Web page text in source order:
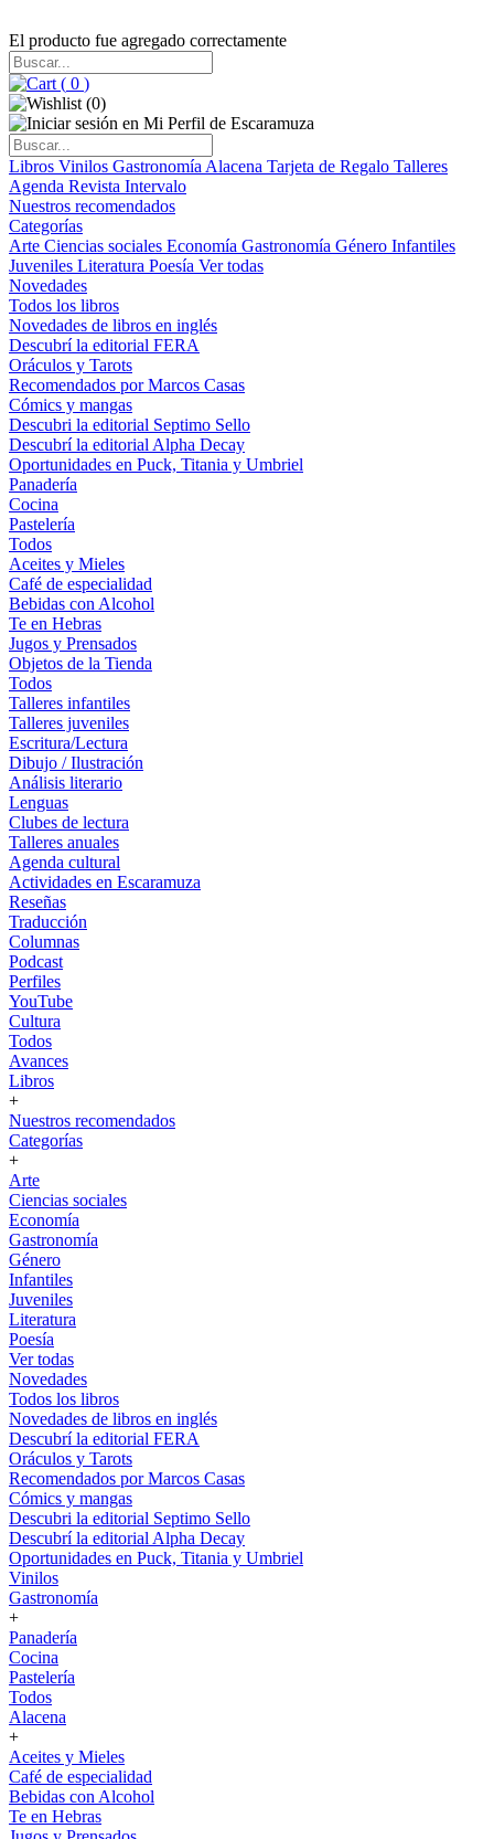
El producto fue agregado correctamente
( 0 )
(0)
Libros Vinilos Gastronomía Alacena Tarjeta de Regalo Talleres
Agenda Revista Intervalo
Nuestros recomendados
Categorías
Arte Ciencias sociales Economía Gastronomía Género Infantiles
Juveniles Literatura Poesía Ver todas
Novedades
Todos los libros
Novedades de libros en inglés
Descubrí la editorial FERA
Oráculos y Tarots
Recomendados por Marcos Casas
Cómics y mangas
Descubri la editorial Septimo Sello
Descubrí la editorial Alpha Decay
Oportunidades en Puck, Titania y Umbriel
Panadería
Cocina
Pastelería
Todos
Aceites y Mieles
Café de especialidad
Bebidas con Alcohol
Te en Hebras
Jugos y Prensados
Objetos de la Tienda
Todos
Talleres infantiles
Talleres juveniles
Escritura/Lectura
Dibujo / Ilustración
Análisis literario
Lenguas
Clubes de lectura
Talleres anuales
Agenda cultural
Actividades en Escaramuza
Reseñas
Traducción
Columnas
Podcast
Perfiles
YouTube
Cultura
Todos
Avances
Libros
+
Nuestros recomendados
Categorías
+
Arte
Ciencias sociales
Economía
Gastronomía
Género
Infantiles
Juveniles
Literatura
Poesía
Ver todas
Novedades
Todos los libros
Novedades de libros en inglés
Descubrí la editorial FERA
Oráculos y Tarots
Recomendados por Marcos Casas
Cómics y mangas
Descubri la editorial Septimo Sello
Descubrí la editorial Alpha Decay
Oportunidades en Puck, Titania y Umbriel
Vinilos
Gastronomía
+
Panadería
Cocina
Pastelería
Todos
Alacena
+
Aceites y Mieles
Café de especialidad
Bebidas con Alcohol
Te en Hebras